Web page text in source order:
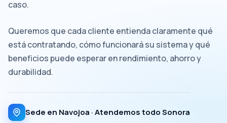
caso.
Queremos que cada cliente entienda claramente qué
está contratando, cómo funcionará su sistema y qué
beneficios puede esperar en rendimiento, ahorro y
durabilidad.
Sede en Navojoa · Atendemos todo Sonora